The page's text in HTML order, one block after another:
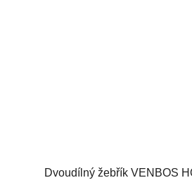
Dvoudílný žebřík VENBOS